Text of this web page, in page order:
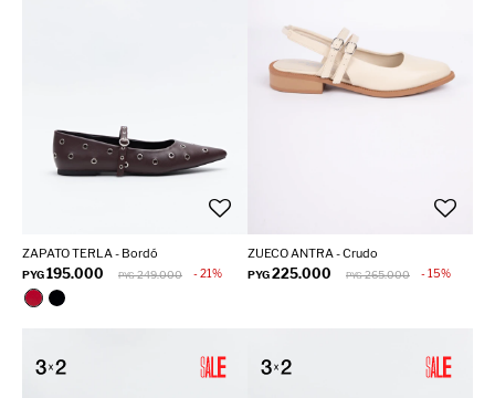
ZAPATO TERLA - Bordó
PYG195.000 PYG 249.000 21
ZUECO ANTRA - Crudo
PYG225.000 PYG 265.000 15